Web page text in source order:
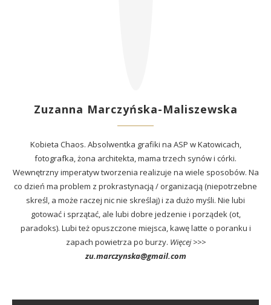
Zuzanna Marczyńska-Maliszewska
Kobieta Chaos. Absolwentka grafiki na ASP w Katowicach,
fotografka, żona architekta, mama trzech synów i córki.
Wewnętrzny imperatyw tworzenia realizuje na wiele sposobów. Na
co dzień ma problem z prokrastynacją / organizacją (niepotrzebne
skreśl, a może raczej nic nie skreślaj) i za dużo myśli. Nie lubi
gotować i sprzątać, ale lubi dobre jedzenie i porządek (ot,
paradoks). Lubi też opuszczone miejsca, kawę latte o poranku i
zapach powietrza po burzy. Więcej >>>
zu.marczynska@gmail.com